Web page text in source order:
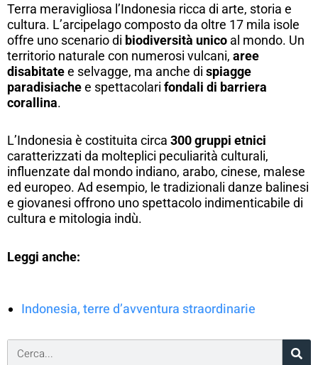
Terra meravigliosa l’Indonesia ricca di arte, storia e
cultura. L’arcipelago composto da oltre 17 mila isole
offre uno scenario di biodiversità unico al mondo. Un
territorio naturale con numerosi vulcani, aree
disabitatee selvagge, ma anche di spiagge
paradisiachee spettacolari fondali di barriera
corallina.
L’Indonesia è costituita circa 300 gruppi etnici
caratterizzati da molteplici peculiarità culturali,
influenzate dal mondo indiano, arabo, cinese, malese
ed europeo. Ad esempio, le tradizionali danze balinesi
e giovanesi offrono uno spettacolo indimenticabile di
cultura e mitologia indù.
Leggi anche:
Indonesia, terre d’avventura straordinarie